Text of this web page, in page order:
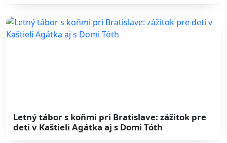
Letný tábor s koňmi pri Bratislave: zážitok pre
deti v Kaštieli Agátka aj s Domi Tóth